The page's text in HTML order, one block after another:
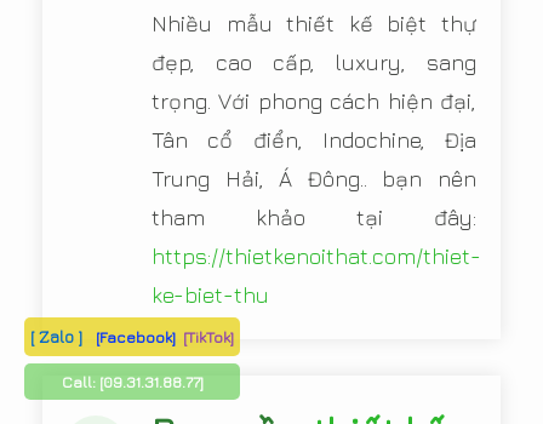
Nhiều mẫu thiết kế biệt thự
đẹp, cao cấp, luxury, sang
trọng. Với phong cách hiện đại,
Tân cổ điển, Indochine, Địa
Trung Hải, Á Đông.. bạn nên
tham khảo tại đây:
https://thietkenoithat.com/thiet-
ke-biet-thu
[ Zalo ] [Facebook] [TikTok]
Call: [09.31.31.88.77]